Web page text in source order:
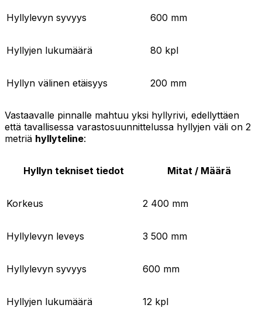
Hyllylevyn syvyys 600 mm
Hyllyjen lukumäärä 80 kpl
Hyllyn välinen etäisyys 200 mm
Vastaavalle pinnalle mahtuu yksi hyllyrivi, edellyttäen
että tavallisessa varastosuunnittelussa hyllyjen väli on 2
metriä hyllyteline:
Hyllyn tekniset tiedot Mitat / Määrä
Korkeus 2 400 mm
Hyllylevyn leveys 3 500 mm
Hyllylevyn syvyys 600 mm
Hyllyjen lukumäärä 12 kpl